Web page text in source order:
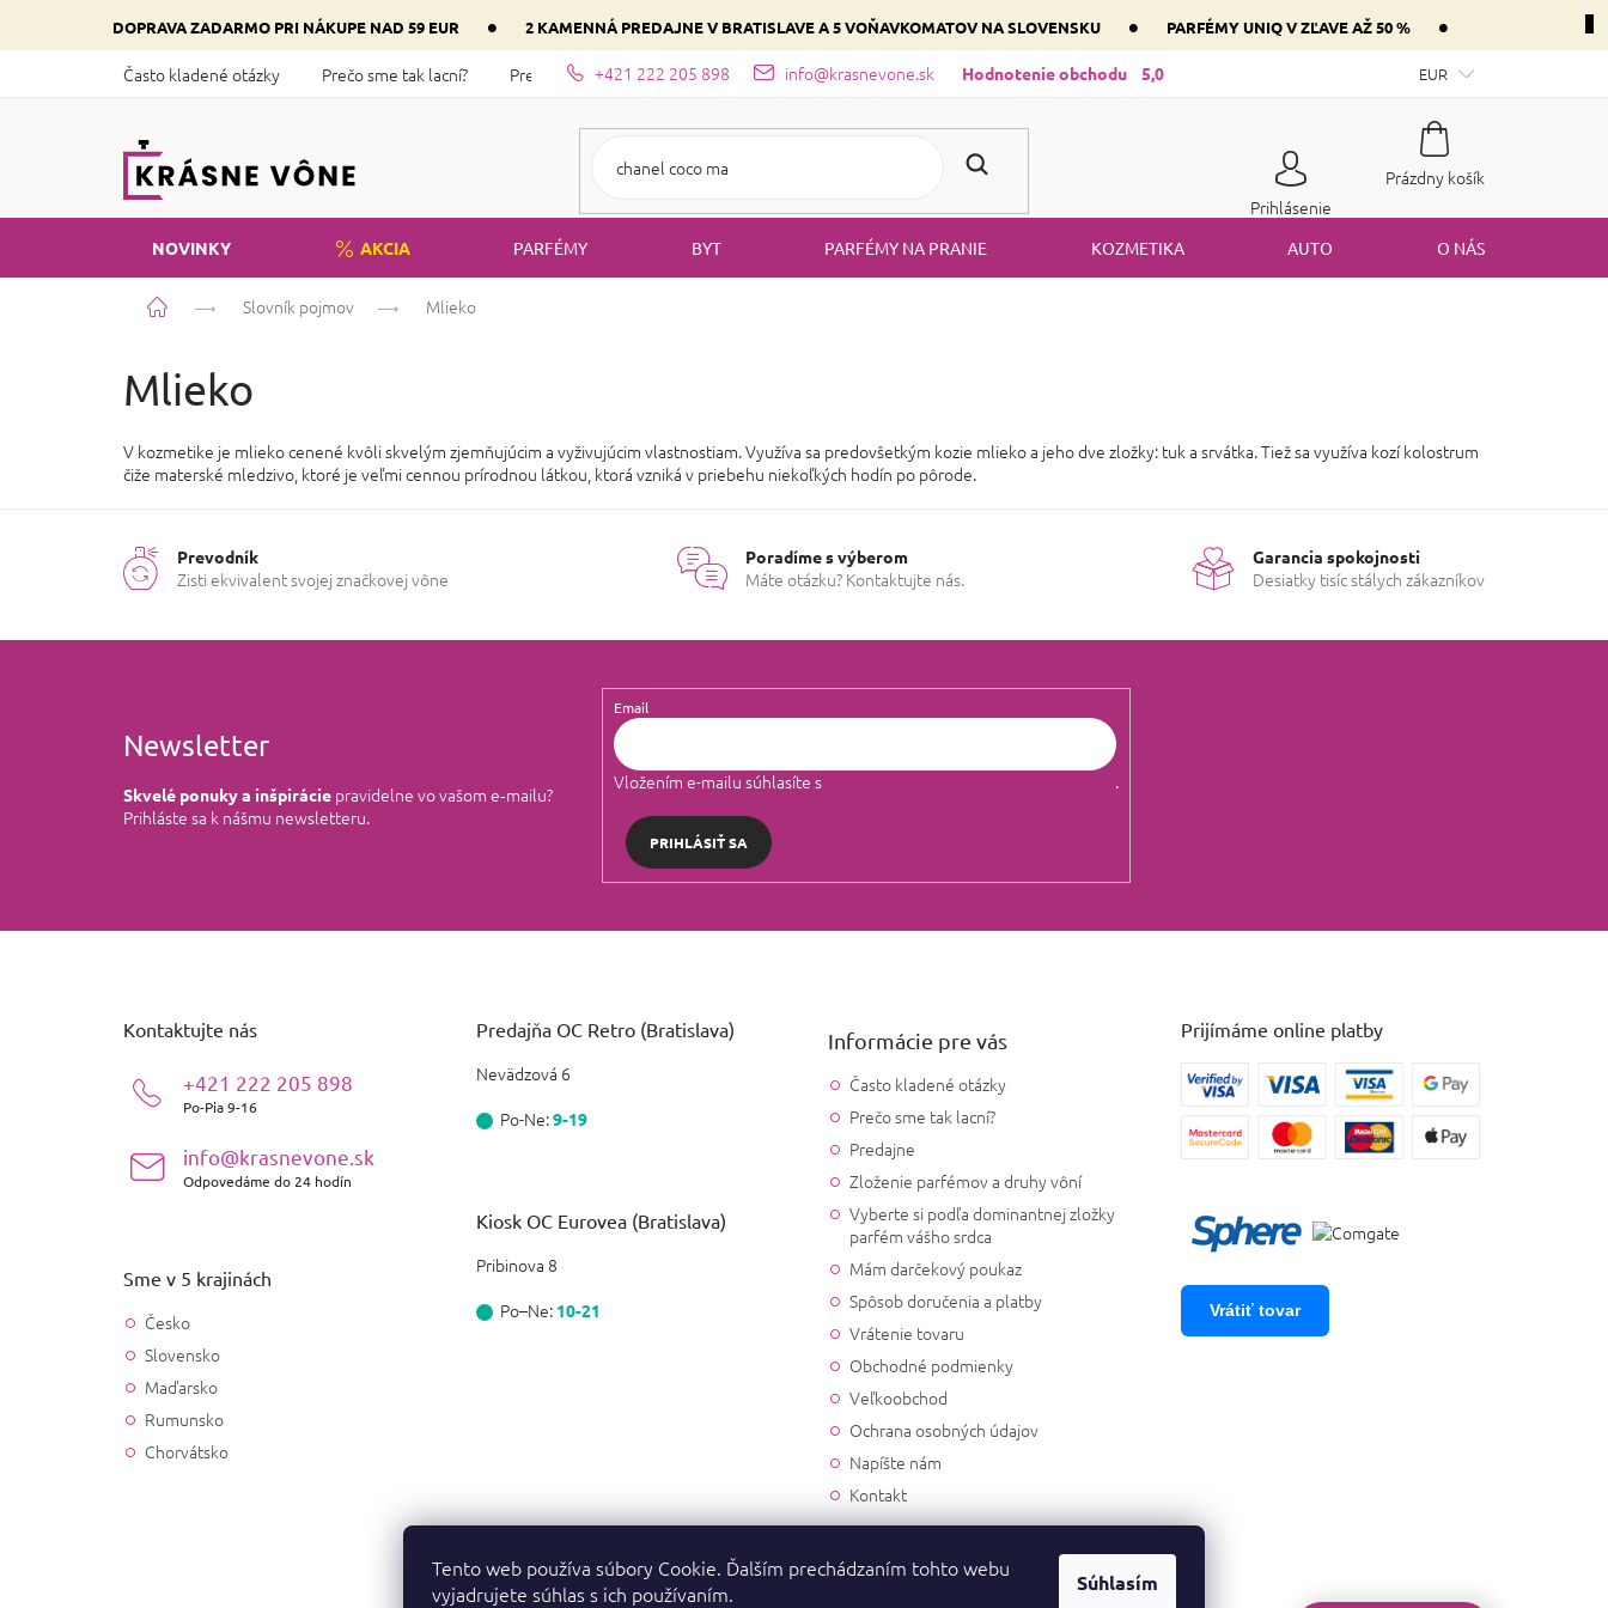
Tento web používa súbory Cookie. Ďalším prechádzaním tohto webu
vyjadrujete súhlas s ich používaním.
Súhlasím
obsah
DOPRAVA ZADARMO PRI NÁKUPE NAD 59 EUR • 2 KAMENNÁ PREDAJNE V BRATISLAVE A 5 VOŇAVKOMATOV NA SLOVENSKU • PARFÉMY UNIQ V ZĽAVE AŽ 50 % •
+421 222 205 898 info@krasnevone.sk Hodnotenie obchodu 5,0
Často kladené otázky Prečo sme tak lacní? Predajne Zloženie parfémov a druhy vôní Vyberte si podľa dominantnej zložky parfém vášho srdca Mám darčekový poukaz
EUR
Prihlásenie
Nákupný
Prázdny košík
NOVINKY AKCIA PARFÉMY BYT PARFÉMY NA PRANIE KOZMETIKA AUTO O NÁS
Domov Slovník pojmov Mlieko
Mlieko
V kozmetike je mlieko cenené kvôli skvelým zjemňujúcim a vyživujúcim vlastnostiam. Využíva sa predovšetkým kozie mlieko a jeho dve zložky: tuk a srvátka. Tiež sa využíva kozí kolostrum
čiže materské mledzivo, ktoré je veľmi cennou prírodnou látkou, ktorá vzniká v priebehu niekoľkých hodín po pôrode.
Prevodník
Zisti ekvivalent svojej značkovej vône
Poradíme s výberom
Máte otázku? Kontaktujte nás.
Garancia spokojnosti
Desiatky tisíc stálych zákazníkov
Newsletter
Skvelé ponuky a inšpirácie pravidelne vo vašom e‑mailu?
Prihláste sa k nášmu newsletteru.
Email
Vložením e-mailu súhlasíte s .
PRIHLÁSIŤ SA
Kontaktujte nás
+421 222 205 898
Po-Pia 9-16
info@krasnevone.sk
Odpovedáme do 24 hodín
Sme v 5 krajinách
Česko
Slovensko
Maďarsko
Rumunsko
Chorvátsko
Predajňa OC Retro (Bratislava)
Nevädzová 6
Po-Ne:9-19
Kiosk OC Eurovea (Bratislava)
Pribinova 8
Po–Ne: 10-21
Informácie pre vás
Často kladené otázky
Prečo sme tak lacní?
Predajne
Zloženie parfémov a druhy vôní
Vyberte si podľa dominantnej zložky
parfém vášho srdca
Mám darčekový poukaz
Spôsob doručenia a platby
Vrátenie tovaru
Obchodné podmienky
Veľkoobchod
Ochrana osobných údajov
Napíšte nám
Kontakt
Prijímáme online platby
Vrátiť tovar